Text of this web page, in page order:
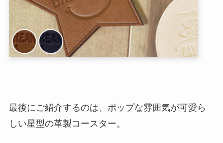
最後にご紹介するのは、ポップな雰囲気が可愛ら
しい星型の革製コースター。